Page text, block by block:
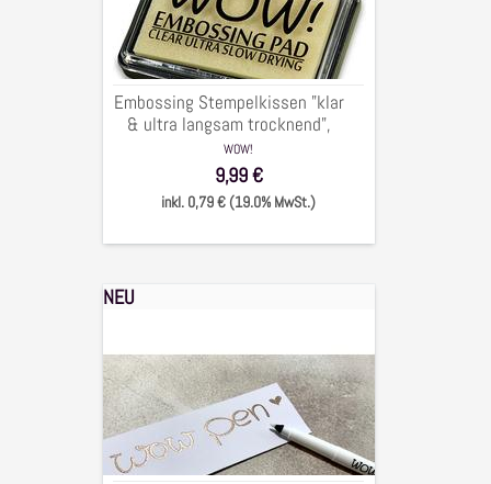
ultra
langsam
trocknend",
6,5
x
9,5
Embossing Stempelkissen "klar
& ultra langsam trocknend",
6,5 x 9,5 cm
WOW!
9,99 €
inkl. 0,79 € (19.0% MwSt.)
Embossing
Embossing
Pen
klar
NEU